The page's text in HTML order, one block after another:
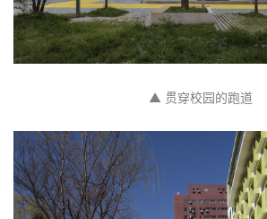
▲ 贯穿校园的跑道